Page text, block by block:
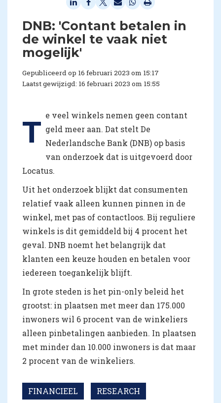
DNB: 'Contant betalen in
de winkel te vaak niet
mogelijk'
Gepubliceerd op 16 februari 2023 om 15:17
Laatst gewijzigd: 16 februari 2023 om 15:55
T e veel winkels nemen geen contant
geld meer aan. Dat stelt De
Nederlandsche Bank (DNB) op basis
van onderzoek dat is uitgevoerd door
Locatus.
Uit het onderzoek blijkt dat consumenten
relatief vaak alleen kunnen pinnen in de
winkel, met pas of contactloos. Bij reguliere
winkels is dit gemiddeld bij 4 procent het
geval. DNB noemt het belangrijk dat
klanten een keuze houden en betalen voor
iedereen toegankelijk blijft.
In grote steden is het pin-only beleid het
grootst: in plaatsen met meer dan 175.000
inwoners wil 6 procent van de winkeliers
alleen pinbetalingen aanbieden. In plaatsen
met minder dan 10.000 inwoners is dat maar
2 procent van de winkeliers.
FINANCIEEL RESEARCH